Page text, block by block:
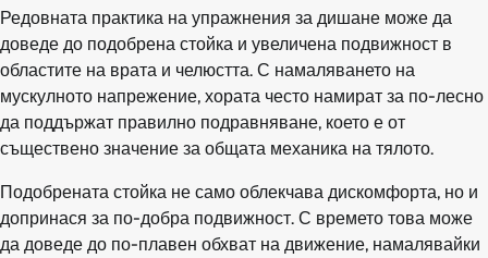
Редовната практика на упражнения за дишане може да
доведе до подобрена стойка и увеличена подвижност в
областите на врата и челюстта. С намаляването на
мускулното напрежение, хората често намират за по-лесно
да поддържат правилно подравняване, което е от
съществено значение за общата механика на тялото.
Подобрената стойка не само облекчава дискомфорта, но и
допринася за по-добра подвижност. С времето това може
да доведе до по-плавен обхват на движение, намалявайки